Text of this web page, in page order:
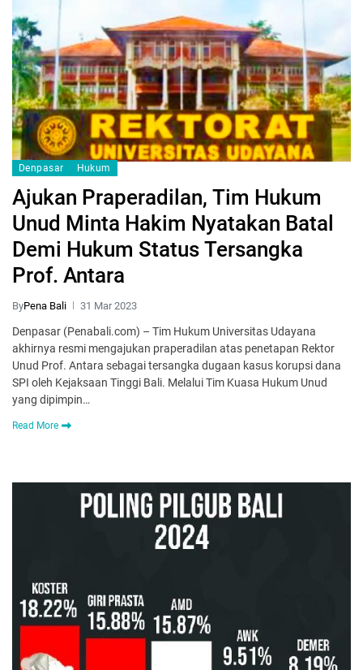
Denpasar Hukum
Ajukan Praperadilan, Tim Hukum
Unud Minta Hakim Nyatakan Batal
Demi Hukum Status Tersangka
Prof. Antara
ByPena Bali 31 Mar 2023
Denpasar (Penabali.com) – Tim Hukum Universitas Udayana
akhirnya resmi mengajukan praperadilan atas penetapan Rektor
Unud Prof. Antara sebagai tersangka dugaan kasus korupsi dana
SPI oleh Kejaksaan Tinggi Bali. Melalui Tim Kuasa Hukum Unud
yang dipimpin…
Read More